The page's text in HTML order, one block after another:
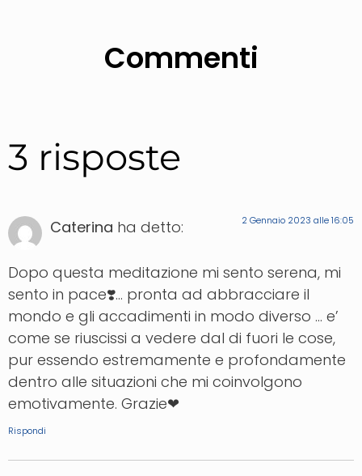
Commenti
3 risposte
Caterina ha detto: 2 Gennaio 2023 alle 16:05
Dopo questa meditazione mi sento serena, mi
sento in pace❣️… pronta ad abbracciare il
mondo e gli accadimenti in modo diverso … e’
come se riuscissi a vedere dal di fuori le cose,
pur essendo estremamente e profondamente
dentro alle situazioni che mi coinvolgono
emotivamente. Grazie❤
Rispondi